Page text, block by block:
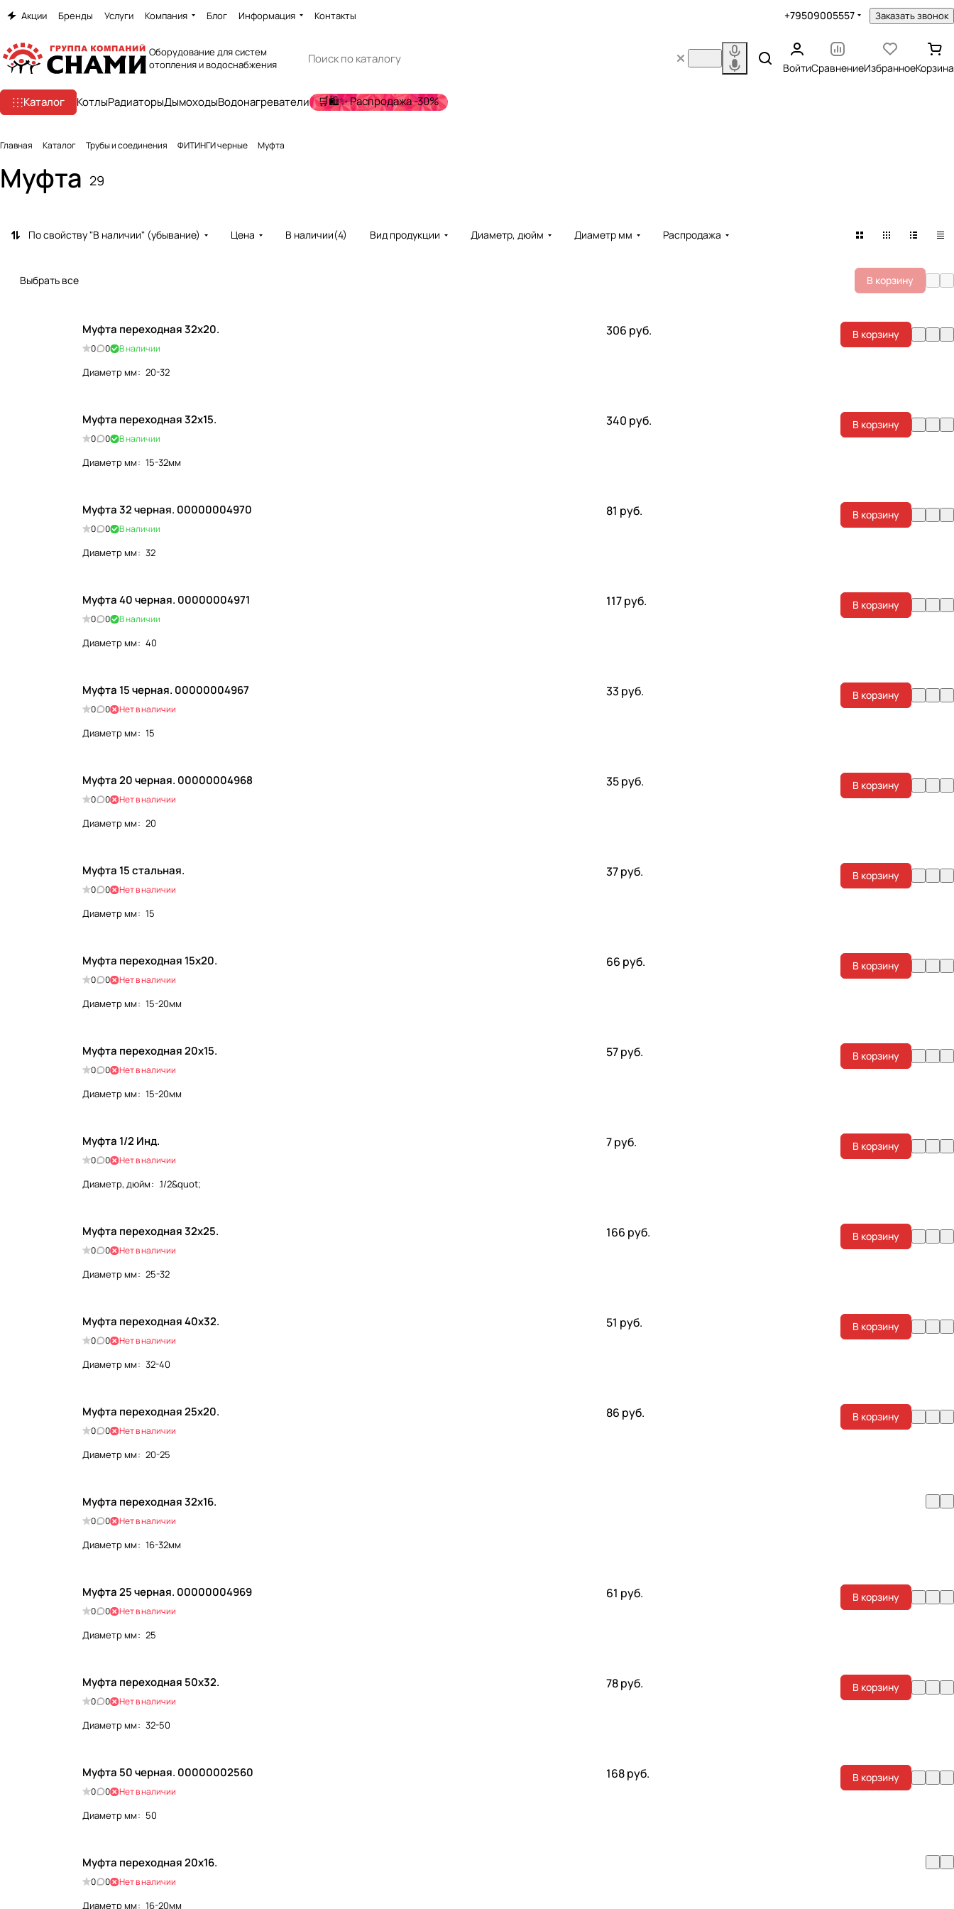
Акции Бренды Услуги Компания Блог Информация Контакты +79509005557 Заказать звонок
Оборудование для систем
отопления и водоснабжения
ВойтиСравнениеИзбранноеКорзина
Каталог КотлыРадиаторыДымоходыВодонагреватели 🛒🛍️✨ Распродажа -30%
Главная Каталог Трубы и соединения ФИТИНГИ черные Муфта
Муфта 29
По свойству "В наличии" (убывание) Цена В наличии(4) Вид продукции Диаметр, дюйм Диаметр мм Распродажа
Выбрать все В корзину
Муфта переходная 32х20.
0 0 В наличии
306 руб. В корзину
Диаметр мм: 20-32
Муфта переходная 32х15.
0 0 В наличии
340 руб. В корзину
Диаметр мм: 15-32мм
Муфта 32 черная. 00000004970
0 0 В наличии
81 руб. В корзину
Диаметр мм: 32
Муфта 40 черная. 00000004971
0 0 В наличии
117 руб. В корзину
Диаметр мм: 40
Муфта 15 черная. 00000004967
0 0 Нет в наличии
33 руб. В корзину
Диаметр мм: 15
Муфта 20 черная. 00000004968
0 0 Нет в наличии
35 руб. В корзину
Диаметр мм: 20
Муфта 15 стальная.
0 0 Нет в наличии
37 руб. В корзину
Диаметр мм: 15
Муфта переходная 15х20.
0 0 Нет в наличии
66 руб. В корзину
Диаметр мм: 15-20мм
Муфта переходная 20х15.
0 0 Нет в наличии
57 руб. В корзину
Диаметр мм: 15-20мм
Муфта 1/2 Инд.
0 0 Нет в наличии
7 руб. В корзину
Диаметр, дюйм: .1/2&quot;
Муфта переходная 32х25.
0 0 Нет в наличии
166 руб. В корзину
Диаметр мм: 25-32
Муфта переходная 40х32.
0 0 Нет в наличии
51 руб. В корзину
Диаметр мм: 32-40
Муфта переходная 25х20.
0 0 Нет в наличии
86 руб. В корзину
Диаметр мм: 20-25
Муфта переходная 32х16.
0 0 Нет в наличии
Диаметр мм: 16-32мм
Муфта 25 черная. 00000004969
0 0 Нет в наличии
61 руб. В корзину
Диаметр мм: 25
Муфта переходная 50х32.
0 0 Нет в наличии
78 руб. В корзину
Диаметр мм: 32-50
Муфта 50 черная. 00000002560
0 0 Нет в наличии
168 руб. В корзину
Диаметр мм: 50
Муфта переходная 20х16.
0 0 Нет в наличии
Диаметр мм: 16-20мм